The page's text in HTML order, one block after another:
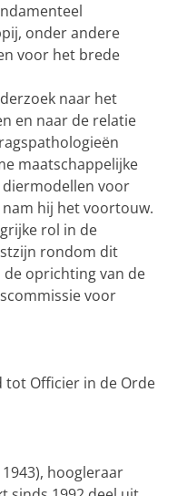
onder andere
voor het brede
naar het
en naar de relatie
maatschappelijke
diermodellen voor
hij het voortouw.
rol in de
rondom dit
oprichting van de
voor
tot Officier in de Orde
hoogleraar